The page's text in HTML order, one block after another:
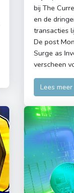
bij The
en de
transacties
De post
Surge as
verscheen
Lees meer